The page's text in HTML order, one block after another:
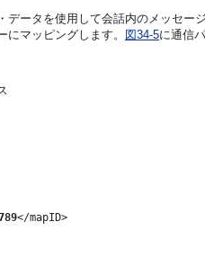
データを使用して会話内のメッセ
マッピングします。 図34-5に通信
</mapID>